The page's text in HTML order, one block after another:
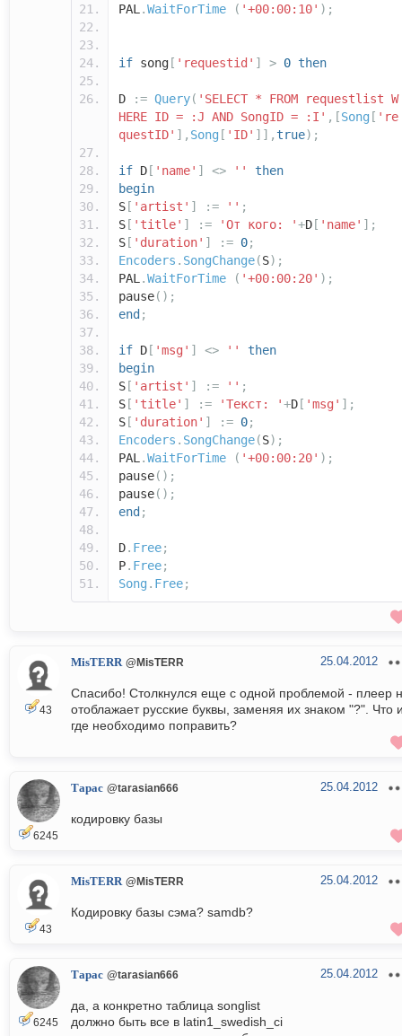
PAL .WaitForTime ( '+00:00:10' );
if song [ 'requestid' ] > 0 then
D := Query( 'SELECT * FROM requestlist W
HERE ID = :J AND SongID = :I' ,[Song [ 're
questID' ], Song [ 'ID' ]], true);
if D [ 'name' ] <> ''
then
begin
S [ 'artist' ] := '' ;
S [ 'title' ] := 'От кого: '+D [ 'name' ];
S [ 'duration' ] := 0;
Encoders . SongChange(S);
PAL .WaitForTime ( '+00:00:20' );
pause();
end ;
if D [ 'msg' ] <> ''
then
begin
S [ 'artist' ] := '' ;
S [ 'title' ] := 'Текст: '+D [ 'msg' ];
S [ 'duration' ] := 0;
Encoders . SongChange(S);
PAL .WaitForTime ( '+00:00:20' );
pause();
pause();
end ;
D. Free;
P. Free;
Song . Free;
43
MisTERR @MisTERR 25.04.2012
Спасибо! Столкнулся еще с одной проблемой - плеер
отоблажает русские буквы, заменяя их знаком "?". Что
где необходимо поправить?
6245
Тарас @tarasian666 25.04.2012
кодировку базы
43
MisTERR @MisTERR 25.04.2012
Кодировку базы сэма? samdb?
6245
Тарас @tarasian666 25.04.2012
да, а конкретно таблица songlist
должно быть все в latin1_swedish_ci